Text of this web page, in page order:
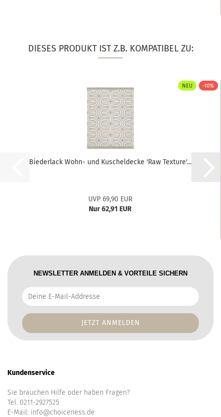
DIESES PRODUKT IST Z.B. KOMPATIBEL ZU:
NEU -10%
Biederlack Wohn- und Kuscheldecke 'Raw Texture'...
UVP 69,90 EUR
Nur 62,91 EUR
NEWSLETTER ANMELDEN & VORTEILE SICHERN
Deine
E-
Addresse
Kundenservice
Sie brauchen Hilfe oder haben Fragen?
Tel. 0211-2927525
E-Mail: info@choiceness.de